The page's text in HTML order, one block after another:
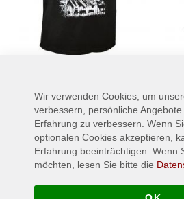
19,90 €
M L XL
Shirt
Ab
S
Wir verwenden Cookies, um
verbessern, persönliche
Erfahrung zu verbessern. Wenn
optionalen Cookies akzeptieren,
Erfahrung beeinträchtigen. Wenn
möchten, lesen Sie bitte die